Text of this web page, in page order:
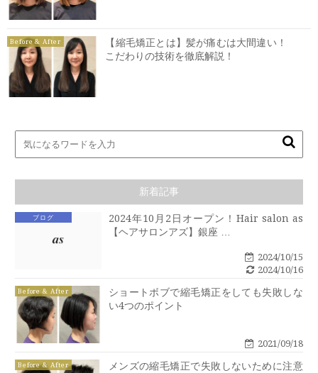
Before & After
【縮毛矯正とは】髪が痛むは大間違い！
こだわりの技術を徹底解説！
新着記事
ブログ
2024/10/15
2024/10/16
2024年10月2日オープン！Hair salon as
【ヘアサロンアズ】銀座 …
Before & After
2021/09/18
ショートボブで縮毛矯正をしても失敗しな
い4つのポイント
Before & After
メンズの縮毛矯正で失敗しないために注意